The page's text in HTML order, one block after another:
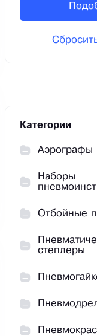
Категории
Аэрографы
Наборы
Отбойные
степлеры